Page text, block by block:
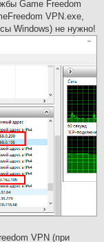
Game Freedom
VPN.exe,
Windows) не нужно!
VPN (при